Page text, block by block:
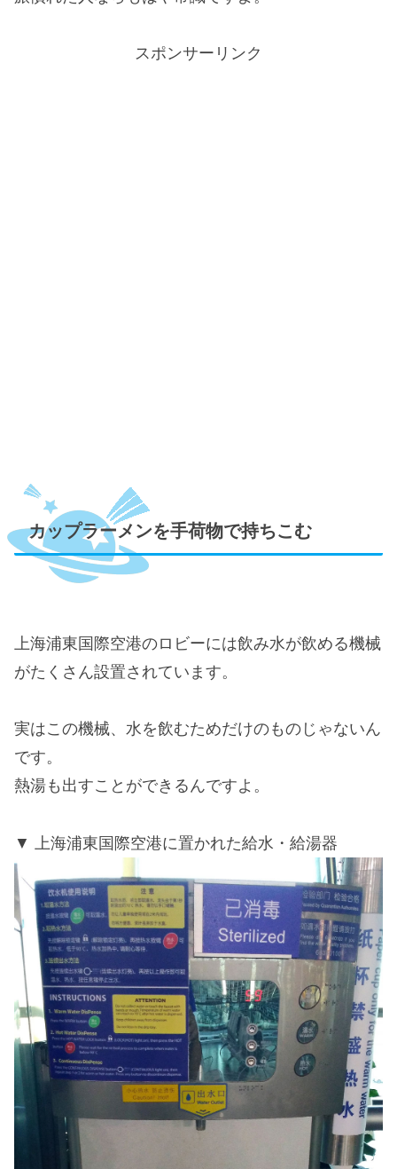
スポンサーリンク
カップラーメンを手荷物で持ちこむ
上海浦東国際空港のロビーには飲み水が飲める機械
がたくさん設置されています。
実はこの機械、水を飲むためだけのものじゃないん
です。
熱湯も出すことができるんですよ。
上海浦東国際空港に置かれた給水・給湯器